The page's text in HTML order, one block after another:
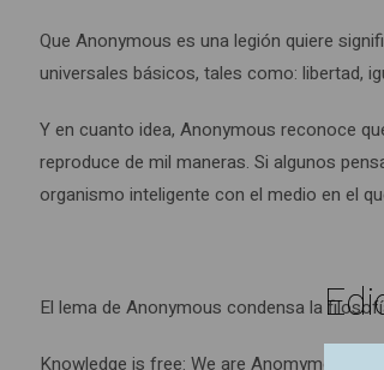
Que Anonymous es una legión quiere
universales básicos, tales como: libertad,
Y en cuanto idea, Anonymous reconoce
reproduce de mil maneras. Si algunos
organismo inteligente con el medio en el
El lema de Anonymous condensa la
Knowledge is free: We are Anomymous.